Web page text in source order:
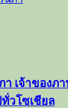
า เจ้าของ
วโซเชียล